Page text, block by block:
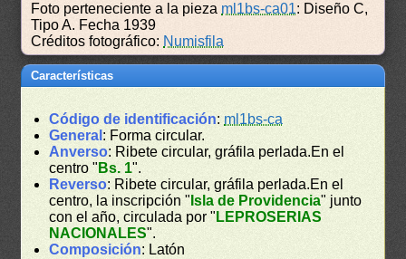
Foto perteneciente a la pieza ml1bs-ca01: Diseño C,
Tipo A. Fecha 1939
Créditos fotográfico: Numisfila
Características
Código de identificación: ml1bs-ca
General : Forma circular.
Anverso: Ribete circular, gráfila perlada.En el
centro " Bs. 1".
Reverso: Ribete circular, gráfila perlada.En el
centro, la inscripción " Isla de Providencia" junto
con el año, circulada por " LEPROSERIAS
NACIONALES".
Composición: Latón